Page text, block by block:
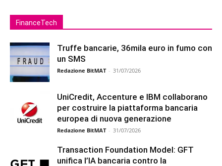
FinanceTech
Truffe bancarie, 36mila euro in fumo con
un SMS
Redazione BitMAT - 31/07/2026
UniCredit, Accenture e IBM collaborano
per costruire la piattaforma bancaria
europea di nuova generazione
Redazione BitMAT - 31/07/2026
Transaction Foundation Model: GFT
unifica l’IA bancaria contro la